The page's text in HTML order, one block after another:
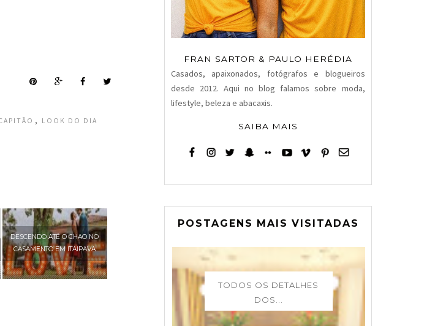
, LOOK DO DIA
DESCENDO ATÉ O CHAO NO
CASAMENTO EM ITAIPAVA
FRAN SARTOR & PAULO HERÉDIA
Casados, apaixonados, fotógrafos e blogueiros
desde 2012. Aqui no blog falamos sobre moda,
lifestyle, beleza e abacaxis.
SAIBA MAIS
POSTAGENS MAIS VISITADAS
TODOS OS DETALHES
DOS...